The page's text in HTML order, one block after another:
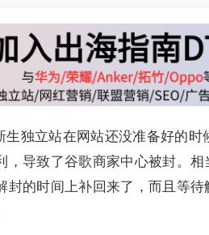
生独立站在网站还没准备好的
，导致了谷歌商家中心被封。
封的时间上补回来了，而且等